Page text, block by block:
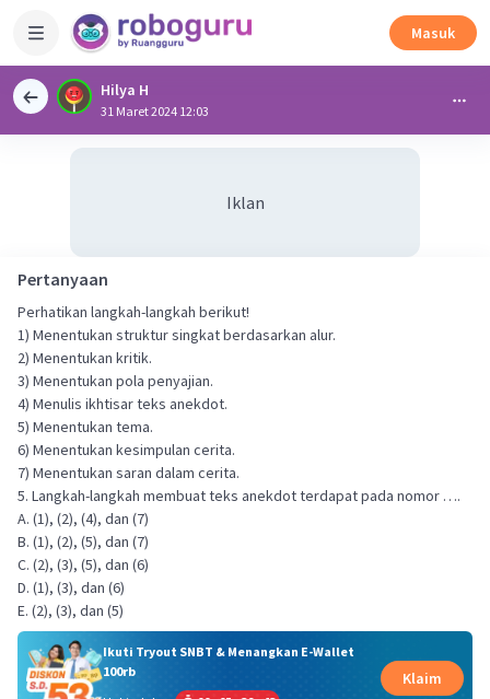
Masuk
Hilya H
31 Maret 2024 12:03
Iklan
Pertanyaan
Perhatikan langkah-langkah berikut!
1) Menentukan struktur singkat berdasarkan alur.
2) Menentukan kritik.
3) Menentukan pola penyajian.
4) Menulis ikhtisar teks anekdot.
5) Menentukan tema.
6) Menentukan kesimpulan cerita.
7) Menentukan saran dalam cerita.
5. Langkah-langkah membuat teks anekdot terdapat pada nomor ….
A. (1), (2), (4), dan (7)
B. (1), (2), (5), dan (7)
C. (2), (3), (5), dan (6)
D. (1), (3), dan (6)
E. (2), (3), dan (5)
Ikuti Tryout SNBT & Menangkan E-Wallet
100rb
Klaim